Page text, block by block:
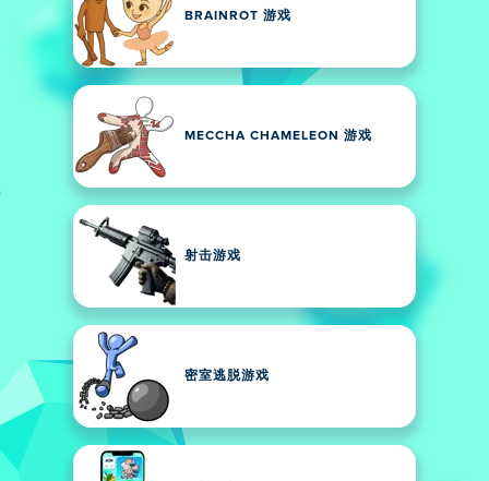
BRAINROT 游戏
MECCHA CHAMELEON 游戏
射击游戏
密室逃脱游戏